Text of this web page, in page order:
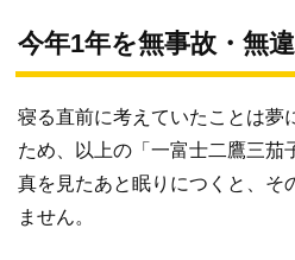
今年1年を無事故・無
寝る直前に考えていたことは夢
ため、以上の「一富士二鷹三茄
真を見たあと眠りにつくと、そ
ません。